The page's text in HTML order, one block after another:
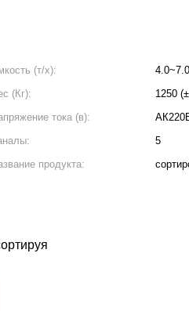
(т/х):
4.0~7.0
(Кг):
1250
тока (в):
5
продукта: